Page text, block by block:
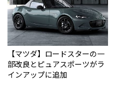
【マツダ】ロードスターの一
部改良とピュアスポーツがラ
インアップに追加